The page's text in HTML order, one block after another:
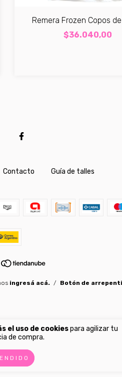
el uso de cookiespara agilizar tu
de compra.
Remera Frozen Copos
$36.040,00
Contacto Guía de talles
ingresá acá. / Botón de